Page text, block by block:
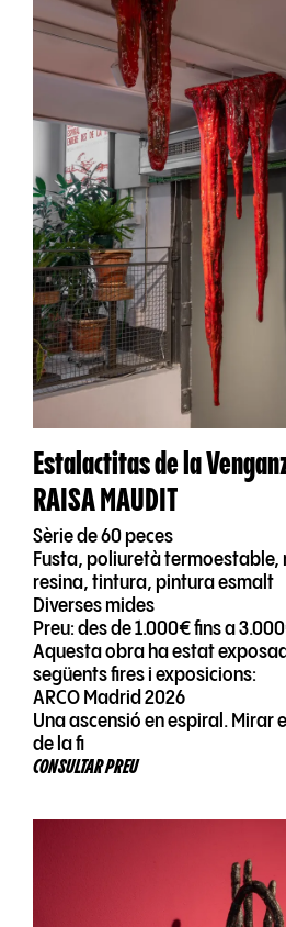
Estalactitas de la
RAISA MAUDIT
Sèrie de 60 peces
Fusta, poliuretà termoestable,
resina, tintura, pintura esmalt
Diverses mides
Preu: des de 1.000€ fins a
Aquesta obra ha estat
següents fires i exposicions:
ARCO Madrid 2026
Una ascensió en espiral. Mirar
de la fi
CONSULTAR PREU